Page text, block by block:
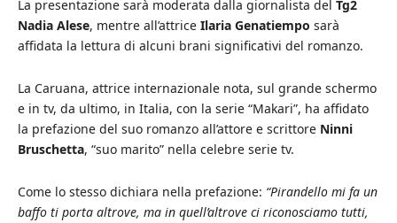
La presentazione sarà moderata dalla giornalista del Tg2
Nadia Alese, mentre all’attrice Ilaria Genatiempo sarà
affidata la lettura di alcuni brani significativi del romanzo.
La Caruana, attrice internazionale nota, sul grande schermo
e in tv, da ultimo, in Italia, con la serie “Makari”, ha affidato
la prefazione del suo romanzo all’attore e scrittore Ninni
Bruschetta, “suo marito” nella celebre serie tv.
Come lo stesso dichiara nella prefazione: “Pirandello mi fa un
baffo ti porta altrove, ma in quell’altrove ci riconosciamo tutti,